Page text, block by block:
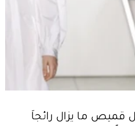
ما يزال رائجاً